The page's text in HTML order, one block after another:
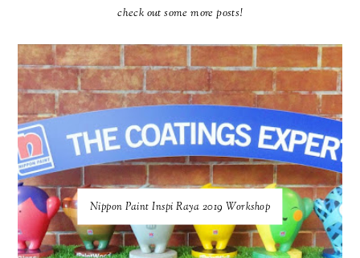
check out some more posts!
Nippon Paint Inspi Raya 2019 Workshop